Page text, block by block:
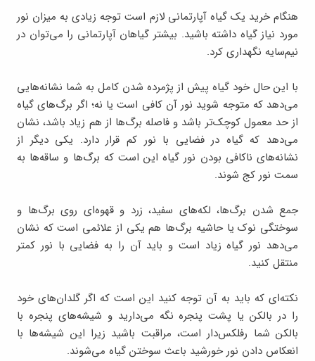
هنگام خرید یک گیاه آپارتمانی لازم است توجه زیادی به میزان نور
مورد نیاز گیاه داشته باشید. بیشتر گیاهان آپارتمانی را می‌توان در
نیم‌سایه نگهداری کرد.
با این حال خود گیاه پیش از پژمرده شدن کامل به شما نشانه‌هایی
می‌دهد که متوجه شوید نور آن کافی است یا نه؛ اگر برگ‌‌های گیاه
از حد معمول کوچک‌تر باشد و فاصله برگ‌ها از هم زیاد باشد، نشان
می‌دهد که گیاه در فضایی با نور کم قرار دارد. یکی دیگر از
نشانه‌های ناکافی بودن نور گیاه این است که برگ‌ها و ساقه‌ها به
سمت نور کج شوند.
جمع شدن برگ‌ها، لکه‌های سفید، زرد و قهوه‌ای روی برگ‌ها و
سوختگی نوک یا حاشیه برگ‌ها هم یکی از علائمی است که نشان
می‌دهد نور گیاه زیاد است و باید آن را به فضایی با نور کمتر
منتقل کنید.
نکته‌ای که باید به آن توجه کنید این است که اگر گلدان‌های خود
را در بالکن یا پشت پنجره نگه می‌دارید و شیشه‌های پنجره با
بالکن شما رفلکس‌دار است، مراقبت باشید زیرا این شیشه‌ها با
انعکاس دادن نور خورشید باعث سوختن گیاه می‌شوند.